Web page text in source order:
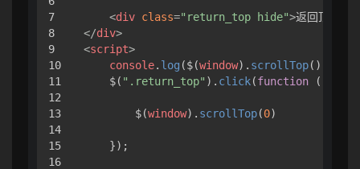
7
8
9
10
11
12
13
14
15
16
<div class="return_top hide">返回顶部
</div>
<script>
console. log ($(window). scrollTop());
    $(
".return_top" ). click(function (
        $(
window). scrollTop(0)
    });